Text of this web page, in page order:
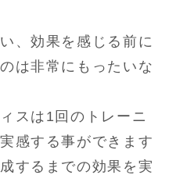
、効果を感じる前に
は非常にもったいな
スは1回のトレーニ
感する事ができます
するまでの効果を実